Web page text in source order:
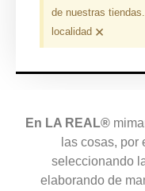
de nuestras
localidad ×
En LA REAL®
las cosas,
seleccionando
elaborando de